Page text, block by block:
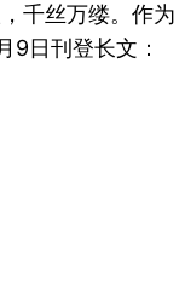
千丝万缕。作为
9日刊登长文：